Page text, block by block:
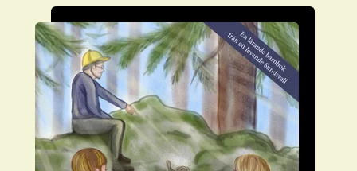
Om Stora bokvalet
Olivia tipsar
Vinnare
FAQ